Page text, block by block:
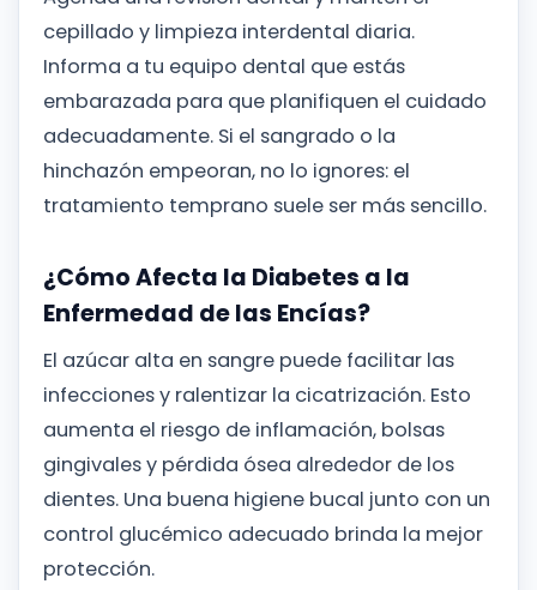
cepillado y limpieza interdental diaria.
Informa a tu equipo dental que estás
embarazada para que planifiquen el cuidado
adecuadamente. Si el sangrado o la
hinchazón empeoran, no lo ignores: el
tratamiento temprano suele ser más sencillo.
¿Cómo Afecta la Diabetes a la
Enfermedad de las Encías?
El azúcar alta en sangre puede facilitar las
infecciones y ralentizar la cicatrización. Esto
aumenta el riesgo de inflamación, bolsas
gingivales y pérdida ósea alrededor de los
dientes. Una buena higiene bucal junto con un
control glucémico adecuado brinda la mejor
protección.